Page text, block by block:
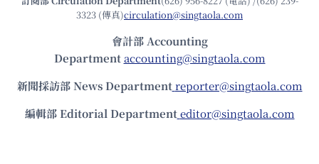
3323 (傳真)circulation@singtaola.com
會計部 Accounting
Department accounting@singtaola.com
新聞採訪部 News Department reporter@singtaola.com
編輯部 Editorial Department editor@singtaola.com